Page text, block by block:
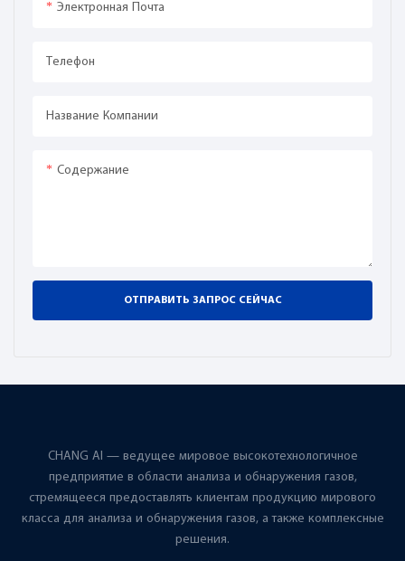
Электронная Почта
Телефон
Название Компании
Содержание
ОТПРАВИТЬ ЗАПРОС СЕЙЧАС
CHANG AI — ведущее мировое высокотехнологичное
предприятие в области анализа и обнаружения газов,
стремящееся предоставлять клиентам продукцию мирового
класса для анализа и обнаружения газов, а также комплексные
решения.